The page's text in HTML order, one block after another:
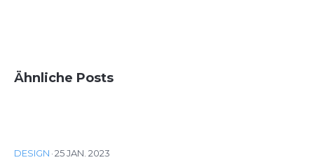
Ähnliche Posts
DESIGN ·25 JAN. 2023